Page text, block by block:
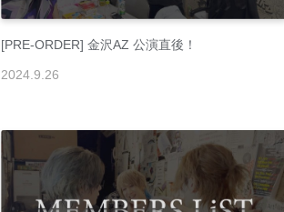
[PRE-ORDER] 金沢AZ 公演直後！
2024 .9 26